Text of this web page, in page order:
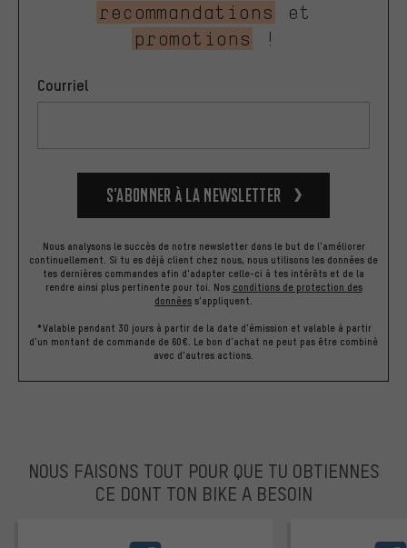
recommandations
et
promotions
!
Courriel
S’abonner à la newsletter
Nous analysons le succès de notre newsletter dans le but de l'améliorer
continuellement. Si tu es déjà client chez nous, nous utilisons les données de
tes dernières commandes afin d'adapter celle-ci à tes intérêts et de la
rendre ainsi plus pertinente pour toi. Nos conditions de protection des
données s'appliquent.
*Valable pendant 30 jours à partir de la date d'émission et valable à partir
d'un montant de commande de 60€. Le bon d'achat ne peut pas être combiné
avec d'autres actions.
NOUS FAISONS TOUT POUR QUE TU OBTIENNES
CE DONT TON BIKE A BESOIN